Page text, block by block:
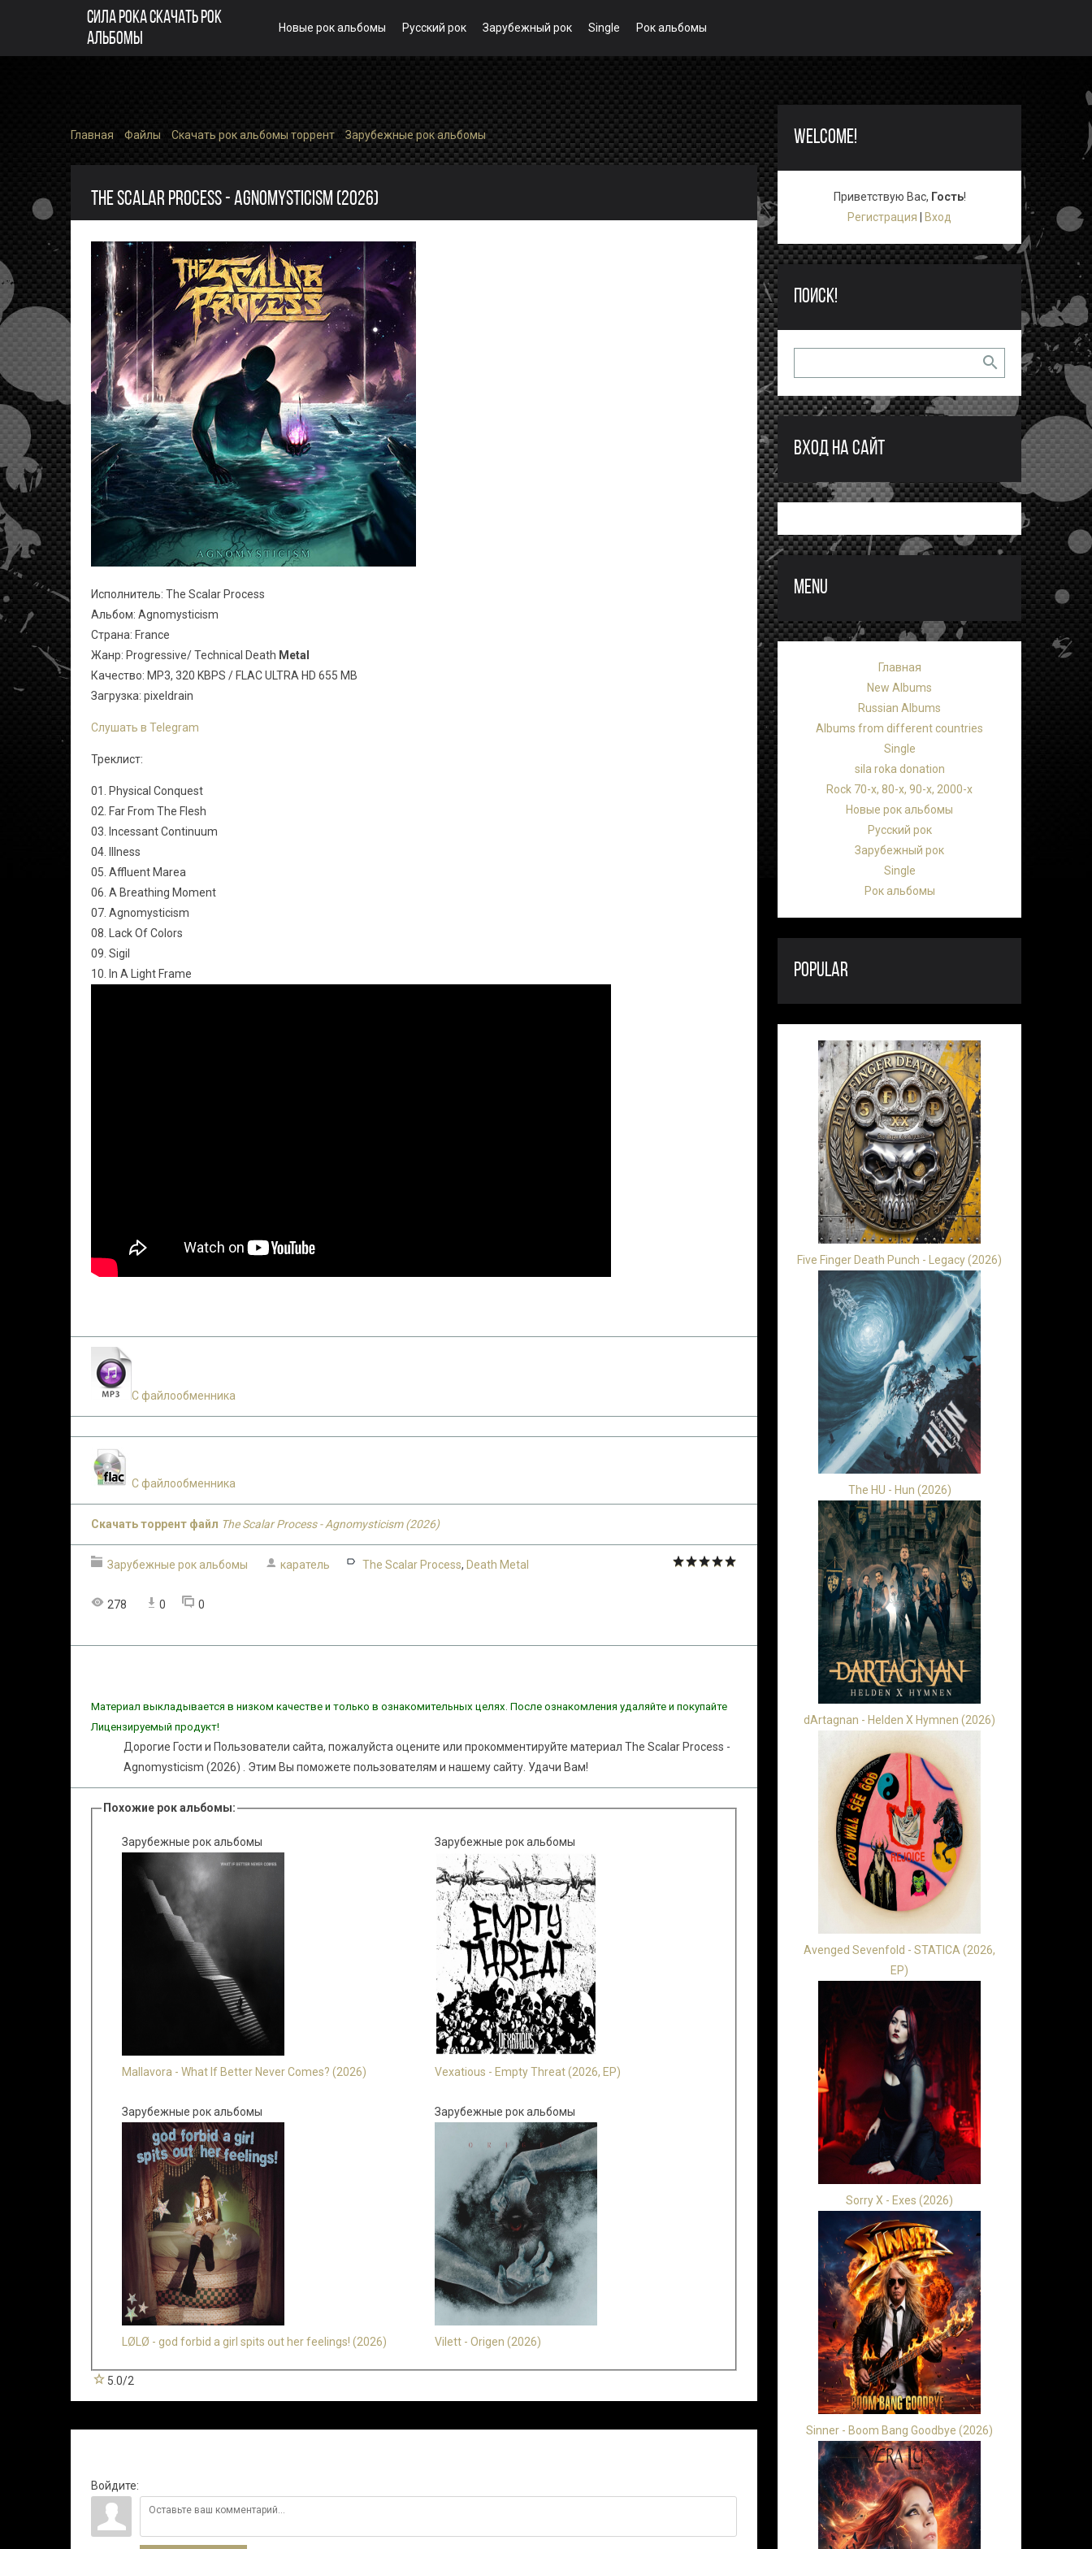
СИЛА РОКА СКАЧАТЬ РОК
АЛЬБОМЫ
Новые рок альбомы Русский рок Зарубежный рок Single Рок альбомы
Главная Файлы Скачать рок альбомы торрент»Зарубежные рок альбомы
THE SCALAR PROCESS - AGNOMYSTICISM (2026)
Исполнитель: The Scalar Process
Альбом: Agnomysticism
Страна: France
Жанр: Progressive/ Technical Death Metal
Качество: MP3, 320 KBPS / FLAC ULTRA HD 655 MB
Загрузка: pixeldrain
Слушать в Telegram
Треклист:
01. Physical Conquest
02. Far From The Flesh
03. Incessant Continuum
04. Illness
05. Affluent Marea
06. A Breathing Moment
07. Agnomysticism
08. Lack Of Colors
09. Sigil
10. In A Light Frame
С файлообменника
С файлообменника
Скачать торрент файл The Scalar Process - Agnomysticism (2026)
Зарубежные рок альбомы каратель The Scalar Process, Death Metal
278 0 0
Материал выкладывается в низком качестве и только в ознакомительных целях. После ознакомления удаляйте и покупайте
Лицензируемый продукт!
Дорогие Гости и Пользователи сайта, пожалуйста оцените или прокомментируйте материал The Scalar Process -
Agnomysticism (2026) . Этим Вы поможете пользователям и нашему сайту. Удачи Вам!
Похожие рок альбомы:
Зарубежные рок альбомы
Mallavora - What If Better Never Comes? (2026)
Зарубежные рок альбомы
Vexatious - Empty Threat (2026, EP)
Зарубежные рок альбомы
LØLØ - god forbid a girl spits out her feelings! (2026)
Зарубежные рок альбомы
Vilett - Origen (2026)
5.0/2
Войдите:
WELCOME!
Приветствую Вас, Гость!
Регистрация
Вход
ПОИСК!
ВХОД НА САЙТ
MENU
Главная
New Albums
Russian Albums
Albums from different countries
Single
sila roka donation
Rock 70-х, 80-х, 90-х, 2000-х
Новые рок альбомы
Русский рок
Зарубежный рок
Single
Рок альбомы
POPULAR
Five Finger Death Punch - Legacy (2026)
The HU - Hun (2026)
dArtagnan - Helden X Hymnen (2026)
Avenged Sevenfold - STATICA (2026,
EP)
Sorry X - Exes (2026)
Sinner - Boom Bang Goodbye (2026)